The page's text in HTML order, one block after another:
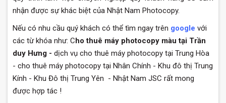
nhận được sự khác biệt của Nhật Nam Photocopy.
Nếu có nhu cầu quý khách có thể tìm ngay trên google với
các từ khóa như: Cho thuê máy photocopy màu tại Trần
duy Hưng - dịch vụ cho thuê máy photocopy tại Trung Hòa
- cho thuê máy photocopy tại Nhân Chính - Khu đô thị Trung
Kính - Khu Đô thị Trung Yên - Nhật Nam JSC rất mong
được hợp tác !